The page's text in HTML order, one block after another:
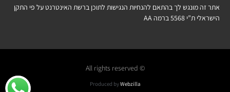
אתר זה מונגש לך בהתאם להנחיות הנגישות לתוכן ברשת האינטרנט על פי התקן
הישראלי ת”י 5568 ברמה AA
© All rights reserved
Produced byWebzilla